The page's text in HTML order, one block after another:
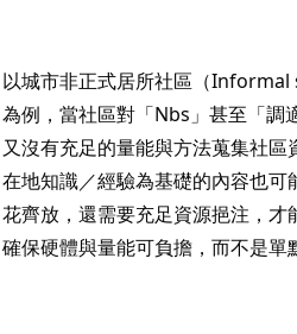
以城市非正式居所社區（
為例，當社區對「Nbs」甚至「調
又沒有充足的量能與方法蒐集社
在地知識／經驗為基礎的內容也
花齊放，還需要充足資源挹注，才
確保硬體與量能可負擔，而不是單